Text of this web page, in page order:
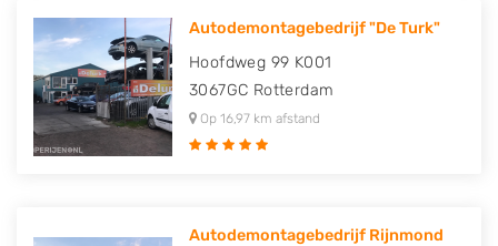
Autodemontagebedrijf "De Turk"
Hoofdweg 99 K001
3067GC Rotterdam
Op 16,97 km afstand
Autodemontagebedrijf Rijnmond